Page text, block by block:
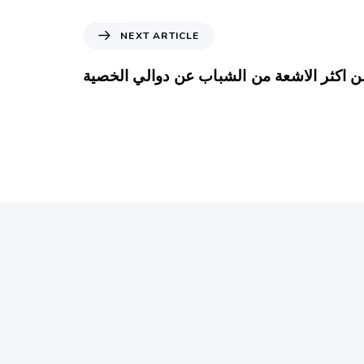
NEXT ARTICLE
اكثر الاشعة من الشباب عن دوالي الخصية